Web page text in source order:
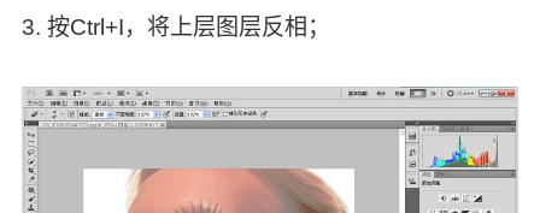
3. 按Ctrl+I，将上层图层反相；